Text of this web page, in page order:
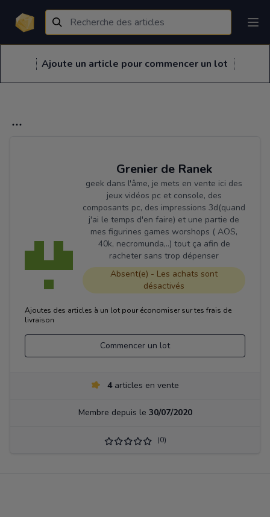
Grenier de Ranek
geek dans l'âme, je mets en vente ici des
jeux vidéos pc et console, des
composants pc, des impressions 3d(quand
j'ai le temps d'en faire) et une partie de
mes figurines games worshops ( AOS,
40k, necromunda,..) tout ça afin de
racheter sans trop dépenser
Absent(e) - Les achats sont
désactivés
Ajoutes des articles à un lot pour économiser sur tes frais de
livraison
Commencer un lot
4articles en vente
Membre depuis le 30/07/2020
(0)
Ajoute un article pour commencer un lot